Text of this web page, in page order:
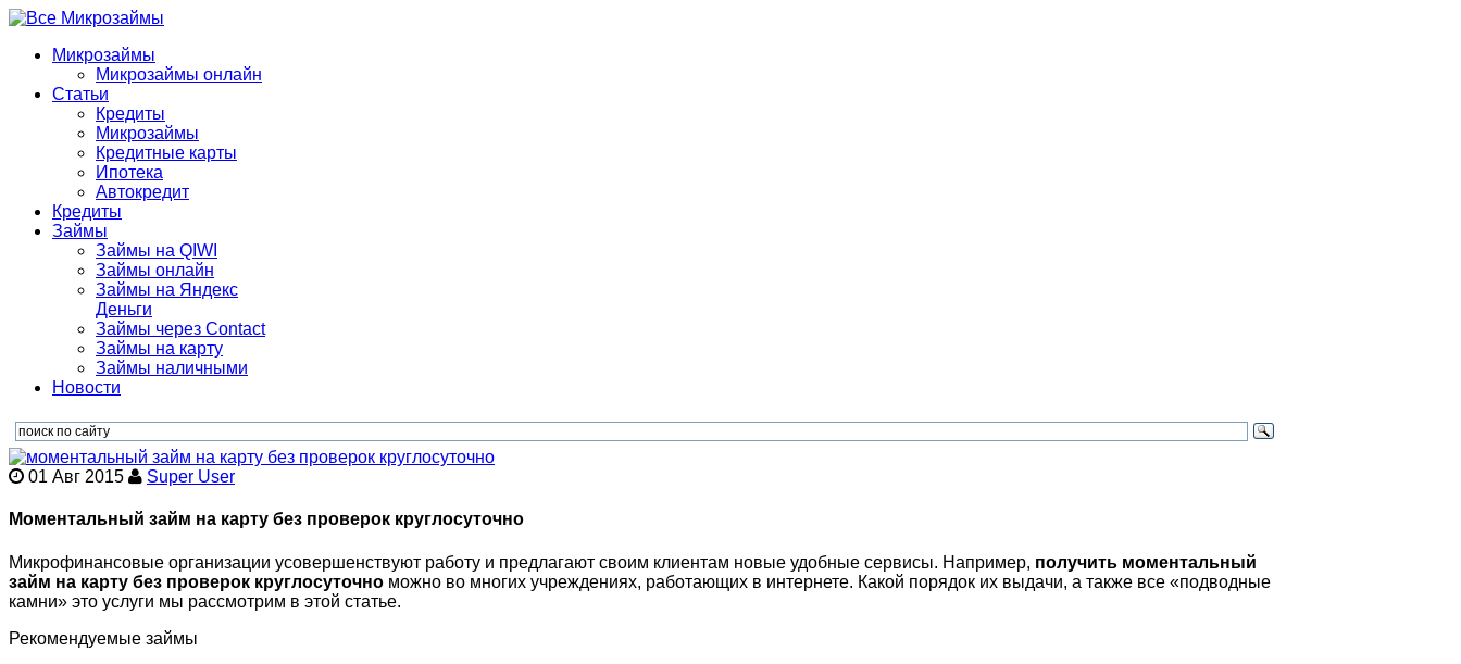
Микрозаймы
Микрозаймы онлайн
Статьи
Кредиты
Микрозаймы
Кредитные карты
Ипотека
Автокредит
Кредиты
Займы
Займы на QIWI
Займы онлайн
Займы на Яндекс
Деньги
Займы через Contact
Займы на карту
Займы наличными
Новости
01 Авг 2015 Super User
Моментальный займ на карту без проверок круглосуточно
Микрофинансовые организации усовершенствуют работу и предлагают своим клиентам новые удобные сервисы. Например, получить моментальный
займ на карту без проверок круглосуточно можно во многих учреждениях, работающих в интернете. Какой порядок их выдачи, а также все «подводные
камни» это услуги мы рассмотрим в этой статье.
Рекомендуемые займы